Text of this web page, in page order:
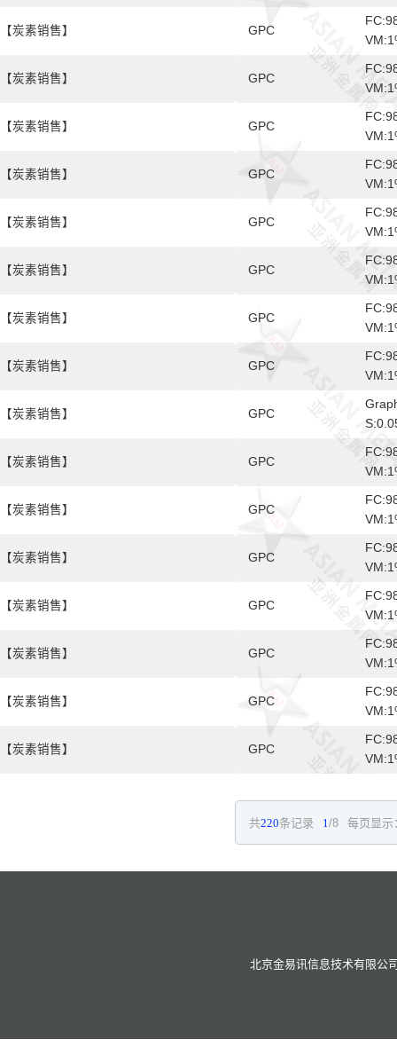
【炭素销售】
【炭素销售】
【炭素销售】
【炭素销售】
【炭素销售】
【炭素销售】
【炭素销售】
【炭素销售】
【炭素销售】
【炭素销售】
【炭素销售】
【炭素销售】
【炭素销售】
【炭素销售】
【炭素销售】
【炭素销售】
GPC
GPC
GPC
GPC
GPC
GPC
GPC
GPC
GPC
GPC
GPC
GPC
GPC
GPC
GPC
GPC
共220条记录 1/8 每页显示
北京金易讯信息技术有限公